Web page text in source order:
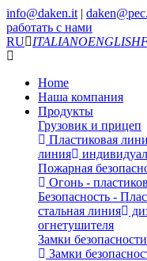
info@daken.it |
работать с нами
RU
ITALIANOENGLISH
Home
Наша компания
Продукты
Грузовик и прицеп
Пластиковая
линия
Пожарная
Огонь -
Безопасность -
стальная линия
огнетушителя
Замки безопасности
Замки